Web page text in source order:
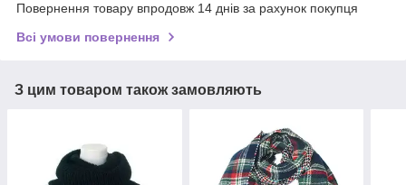
Повернення товару впродовж 14 днів за рахунок покупця
Всі умови повернення
З цим товаром також замовляють